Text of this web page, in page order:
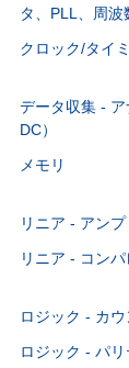
タ、PLL、周
クロック/タイ
データ収集 -
DC）
メモリ
リニア - アン
リニア - コンパ
ロジック - カ
ロジック - パ